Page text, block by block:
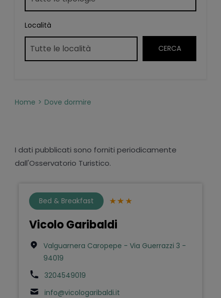
Località
Home Dove dormire
I dati pubblicati sono forniti periodicamente
dall'Osservatorio Turistico.
Bed & Breakfast
Vicolo Garibaldi
Valguarnera Caropepe - Via Guerrazzi 3 -
94019
3204549019
info@vicologaribaldi.it